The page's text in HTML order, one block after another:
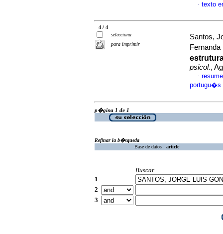
· texto
4 / 4
selecciona
para imprimir
Santos,
Fernanda
psicol.,
·
portugu�s
p�gina 1 de 1
Refinar la b�squeda
Base de datos : article
Buscar
1
2
3